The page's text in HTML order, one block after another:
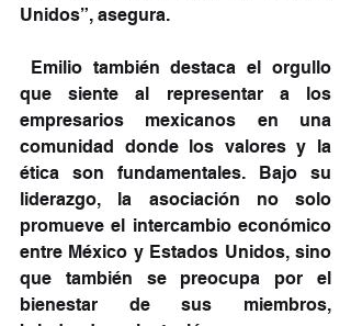
Unidos”, asegura.
Emilio también destaca el orgullo
que siente al representar a los
empresarios mexicanos en una
comunidad donde los valores y la
ética son fundamentales. Bajo su
liderazgo, la asociación no solo
promueve el intercambio económico
entre México y Estados Unidos, sino
que también se preocupa por el
bienestar de sus miembros,